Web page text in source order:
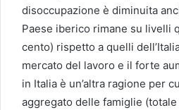
disoccupazione è diminuita
Paese iberico rimane su livelli
cento) rispetto a quelli
mercato del lavoro e il forte
in Italia è un’altra ragione per
aggregato delle famiglie